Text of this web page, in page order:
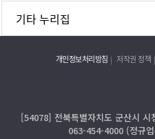
기타 누리집
개인정보처리방침 저작권 정책
[54078] 전북특별자치도 군산시
063-454-4000 (정규